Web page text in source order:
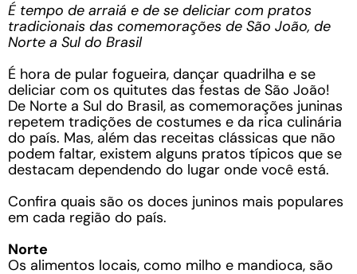
É tempo de arraiá e de se deliciar com pratos
tradicionais das comemorações de São João, de
Norte a Sul do Brasil
É hora de pular fogueira, dançar quadrilha e se
deliciar com os quitutes das festas de São João!
De Norte a Sul do Brasil, as comemorações juninas
repetem tradições de costumes e da rica culinária
do país. Mas, além das receitas clássicas que não
podem faltar, existem alguns pratos típicos que se
destacam dependendo do lugar onde você está.
Confira quais são os doces juninos mais populares
em cada região do país.
Norte
Os alimentos locais, como milho e mandioca, são